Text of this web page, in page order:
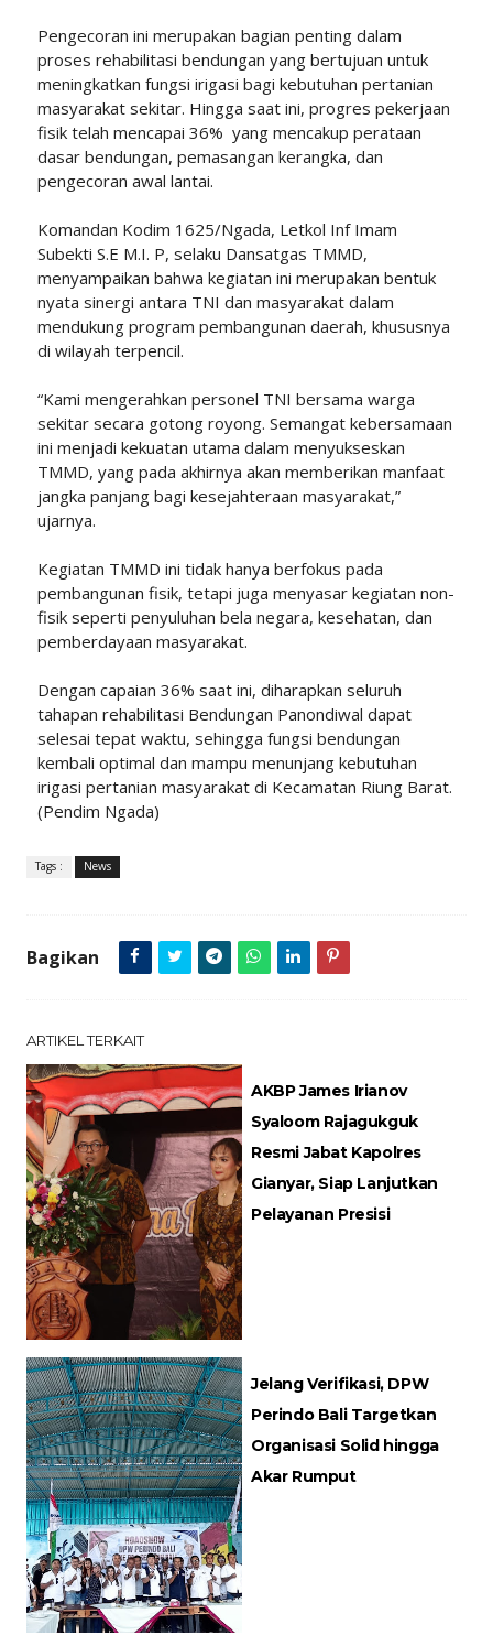
Pengecoran ini merupakan bagian penting dalam
proses rehabilitasi bendungan yang bertujuan untuk
meningkatkan fungsi irigasi bagi kebutuhan pertanian
masyarakat sekitar. Hingga saat ini, progres pekerjaan
fisik telah mencapai 36% yang mencakup perataan
dasar bendungan, pemasangan kerangka, dan
pengecoran awal lantai.
Komandan Kodim 1625/Ngada, Letkol Inf Imam
Subekti S.E M.I. P, selaku Dansatgas TMMD,
menyampaikan bahwa kegiatan ini merupakan bentuk
nyata sinergi antara TNI dan masyarakat dalam
mendukung program pembangunan daerah, khususnya
di wilayah terpencil.
“Kami mengerahkan personel TNI bersama warga
sekitar secara gotong royong. Semangat kebersamaan
ini menjadi kekuatan utama dalam menyukseskan
TMMD, yang pada akhirnya akan memberikan manfaat
jangka panjang bagi kesejahteraan masyarakat,”
ujarnya.
Kegiatan TMMD ini tidak hanya berfokus pada
pembangunan fisik, tetapi juga menyasar kegiatan non-
fisik seperti penyuluhan bela negara, kesehatan, dan
pemberdayaan masyarakat.
Dengan capaian 36% saat ini, diharapkan seluruh
tahapan rehabilitasi Bendungan Panondiwal dapat
selesai tepat waktu, sehingga fungsi bendungan
kembali optimal dan mampu menunjang kebutuhan
irigasi pertanian masyarakat di Kecamatan Riung Barat.
(Pendim Ngada)
Tags : News
Bagikan
ARTIKEL TERKAIT
AKBP James Irianov
Syaloom Rajagukguk
Resmi Jabat Kapolres
Gianyar, Siap Lanjutkan
Pelayanan Presisi
Jelang Verifikasi, DPW
Perindo Bali Targetkan
Organisasi Solid hingga
Akar Rumput